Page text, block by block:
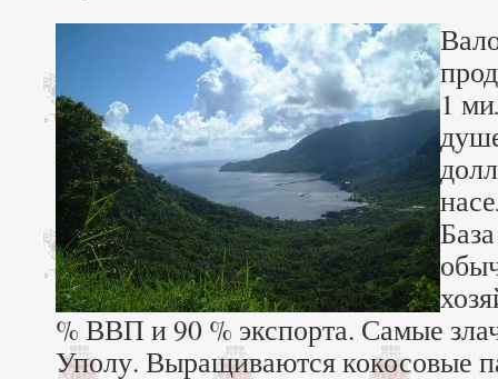
1
% ВВП и 90 % экспорта. Самые
Уполу. Выращиваются кокосовые